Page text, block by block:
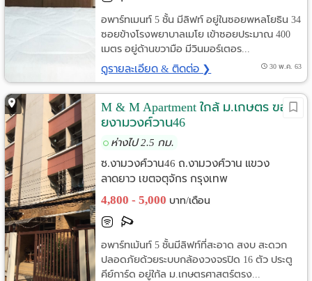
อพาร์ทเมนท์ 5 ชั้น มีลิฟท์ อยู่ในซอยพหลโยธิน 34
ซอยข้างโรงพยาบาลเมโย เข้าซอยประมาณ 400
เมตร อยู่ด้านขวามือ มีวินมอร์เตอร...
ดูรายละเอียด & ติดต่อ ❯ 30 พ.ค. 63
M & M Apartment ใกล้ ม.เกษตร ฃอ
ยงามวงศ์วาน46
ห่างไป 2.5 กม.
ซ.งามวงศ์วาน46 ถ.งามวงศ์วาน แขวง
ลาดยาว เขตจตุจักร กรุงเทพ
4,800 - 5,000 บาท/เดือน
อพาร์ทเม้นท์ 5 ชั้นมีลิฟท์ที่สะอาด สงบ สะดวก
ปลอดภัยด้วยระบบกล้องวงจรปิด 16 ตัว ประตู
คีย์การ์ด อยู่ใก้ล ม.เกษตรศาสตร์ตรง...